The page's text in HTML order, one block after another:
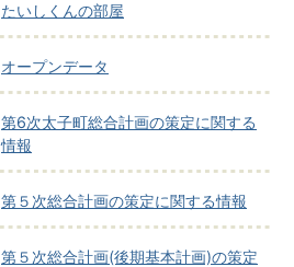
たいしくんの部屋
オープンデータ
第6次太子町総合計画の策定に関する
情報
第５次総合計画の策定に関する情報
第５次総合計画(後期基本計画)の策定